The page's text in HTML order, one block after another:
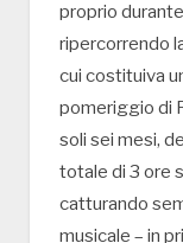
proprio
ripercorrendo
cui costituiva
pomeriggio di
soli sei mesi,
totale di 3 ore
catturando
musicale – in